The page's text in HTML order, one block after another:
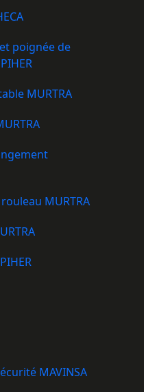
poignée de
MURTRA
MURTRA
MAVINSA